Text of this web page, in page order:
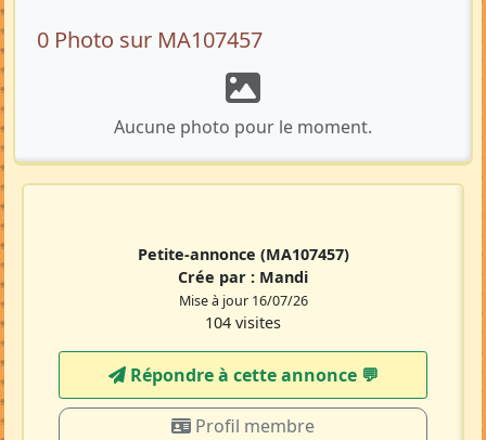
0 Photo sur MA107457
Aucune photo pour le moment.
Petite-annonce (MA107457)
Crée par : Mandi
Mise à jour 16/07/26
104 visites
Répondre à cette annonce 💬​
Profil membre